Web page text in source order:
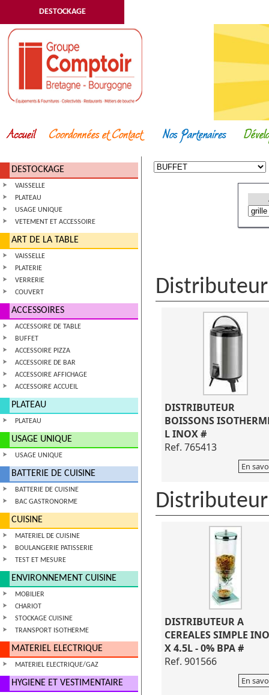
DESTOCKAGE
DESTOCKAGE
VAISSELLE
PLATEAU
USAGE UNIQUE
VETEMENT ET ACCESSOIRE
ART DE LA TABLE
VAISSELLE
PLATERIE
VERRERIE
COUVERT
ACCESSOIRES
ACCESSOIRE DE TABLE
BUFFET
ACCESSOIRE PIZZA
ACCESSOIRE DE BAR
ACCESSOIRE AFFICHAGE
ACCESSOIRE ACCUEIL
PLATEAU
PLATEAU
USAGE UNIQUE
USAGE UNIQUE
BATTERIE DE CUISINE
BATTERIE DE CUISINE
BAC GASTRONORME
CUISINE
MATERIEL DE CUISINE
BOULANGERIE PATISSERIE
TEST ET MESURE
ENVIRONNEMENT CUISINE
MOBILIER
CHARIOT
STOCKAGE CUISINE
TRANSPORT ISOTHERME
MATERIEL ELECTRIQUE
MATERIEL ELECTRIQUE/GAZ
HYGIENE ET VESTIMENTAIRE
DISTRIBUTEUR
BOISSONS
L INOX #
Ref. 765413
En
DISTRIBUTEUR A
CEREALES SIMPLE
X 4.5L - 0% BPA #
Ref. 901566
En